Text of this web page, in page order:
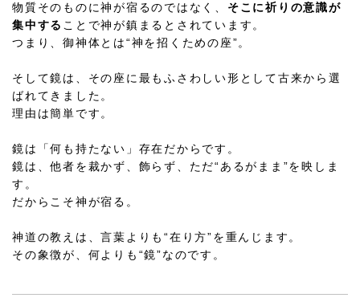
物質そのものに神が宿るのではなく、 そこに祈りの意識が
集中する ことで神が鎮まるとされています。
つまり、御神体とは“神を招くための座”。
そして鏡は、その座に最もふさわしい形として古来から選
ばれてきました。
理由は簡単です。
鏡は「何も持たない」存在だからです。
鏡は、他者を裁かず、飾らず、ただ“あるがまま”を映しま
す。
だからこそ神が宿る。
神道の教えは、言葉よりも“在り方”を重んじます。
その象徴が、何よりも“鏡”なのです。